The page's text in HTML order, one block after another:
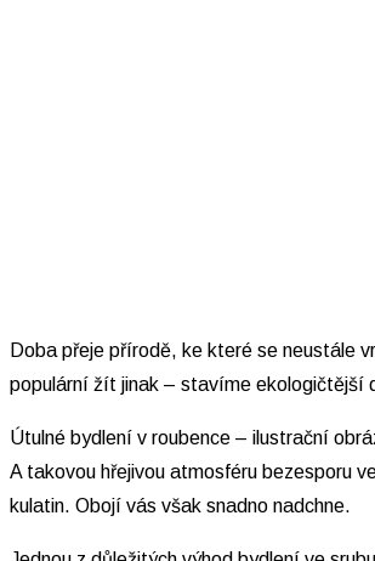
Doba přeje přírodě, ke které se neustále
populární žít jinak – stavíme ekologičtější
Útulné bydlení v roubence – ilustrační
A takovou hřejivou atmosféru bezesporu
kulatin. Obojí vás však snadno nadchne.